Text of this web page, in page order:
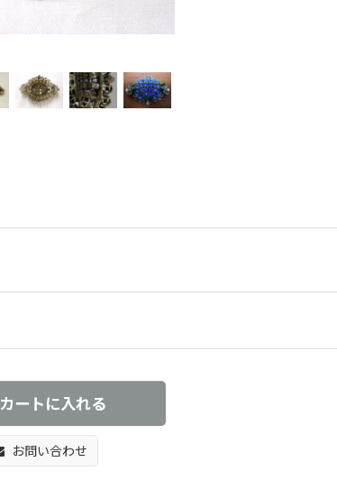
カートに入れる
お問い合わせ